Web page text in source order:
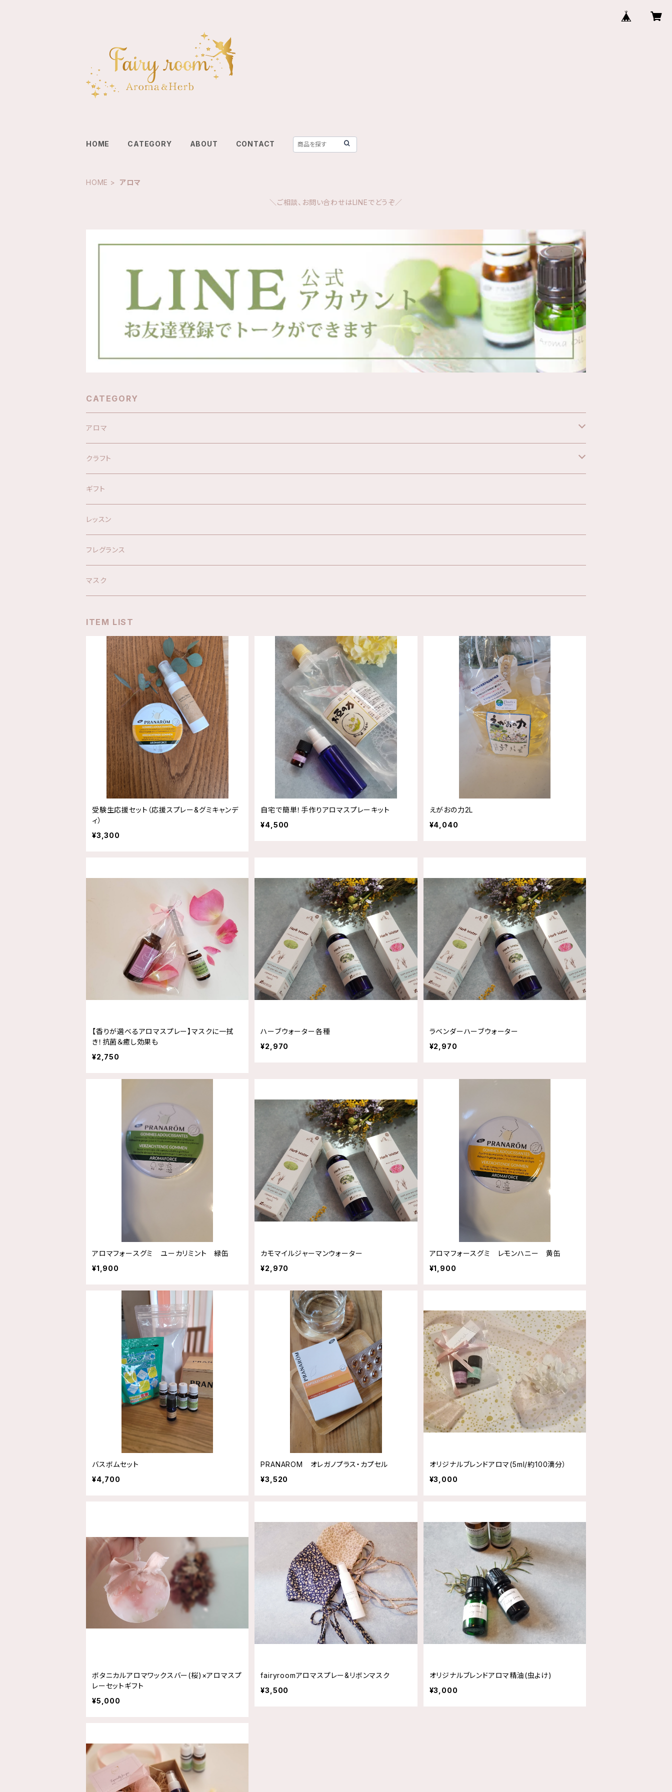
HOME CATEGORY ABOUT CONTACT
HOME アロマ
＼ご相談、お問い合わせはLINEでどうぞ／
CATEGORY
アロマ
オリジナルブレンド精油
オリジナルスプレー
ハーブウォーター
アロマグッズ
クラフト
キット
材料
ギフト
レッスン
フレグランス
マスク
ITEM LIST
受験生応援セット（応援スプレー&グミキャンデ
ィ）
¥3,300
自宅で簡単！手作りアロマスプレーキット
¥4,500
えがおの力2L
¥4,040
【香りが選べるアロマスプレー】マスクに一拭
き！抗菌＆癒し効果も
¥2,750
ハーブウォーター各種
¥2,970
ラベンダーハーブウォーター
¥2,970
アロマフォースグミ ユーカリミント 緑缶
¥1,900
カモマイルジャーマンウォーター
¥2,970
アロマフォースグミ レモンハニー 黄缶
¥1,900
バスボムセット
¥4,700
PRANAROM オレガノプラス・カプセル
¥3,520
オリジナルブレンドアロマ(5ml/約100滴分）
¥3,000
ボタニカルアロマワックスバー(桜)×アロマスプ
レーセットギフト
¥5,000
fairyroomアロマスプレー&リボンマスク
¥3,500
オリジナルブレンドアロマ精油(虫よけ)
¥3,000